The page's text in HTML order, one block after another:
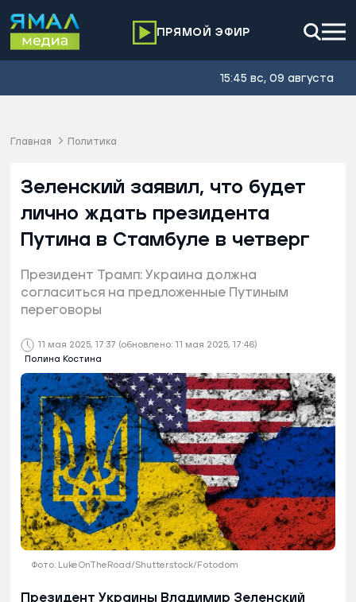
ПРЯМОЙ ЭФИР
15:45 вс, 09 августа
Главная Политика
11 мая 2025, 17:37 (обновлено: 11 мая 2025, 17:46)
Полина Костина
Зеленский заявил, что будет
лично ждать президента
Путина в Стамбуле в четверг
Президент Трамп: Украина должна
согласиться на предложенные Путиным
переговоры
Фото: LukeOnTheRoad/Shutterstock/Fotodom
Президент Украины Владимир Зеленский